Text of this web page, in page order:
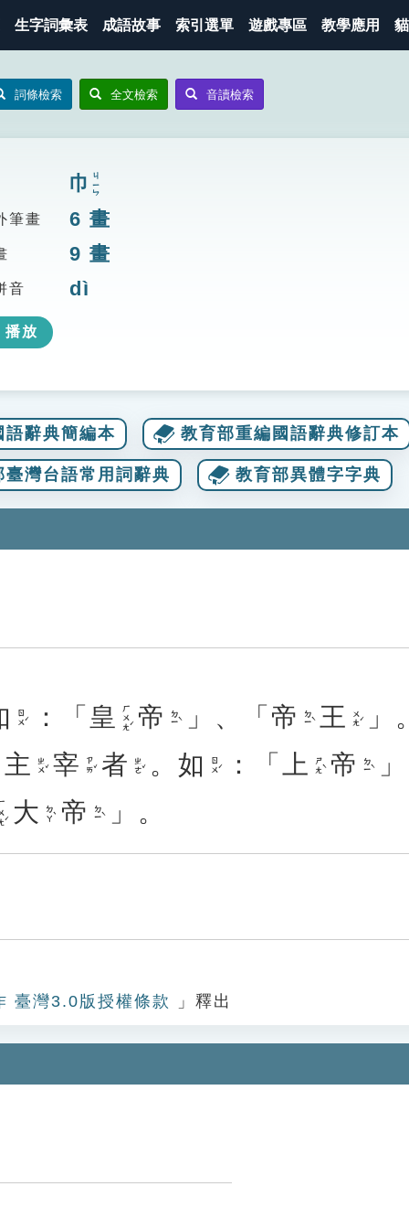
生字詞彙表 成語故事 索引選單 遊戲專區 教學應用
詞條檢索 全文檢索 音讀檢索
巾 ㄐㄧㄣ
筆畫 6 畫
9 畫
音 dì
播放
語辭典簡編本 教育部重編國語辭典修訂本
臺灣台語常用詞辭典 教育部異體字字典
ㄖㄨˊ ：「 皇 ㄏㄨㄤˊ 帝 ㄉㄧˋ 」、「 帝 ㄉㄧˋ 王 ㄨㄤˊ
」
主 ㄓㄨˇ 宰 ㄗㄞˇ 者 ㄓㄜˇ 。 如 ㄖㄨˊ ：「 上 ㄕㄤˋ 帝 ㄉㄧˋ
ˊ 大 ㄉㄚˋ 帝 ㄉㄧˋ 」。
臺灣3.0版授權條款 」釋出